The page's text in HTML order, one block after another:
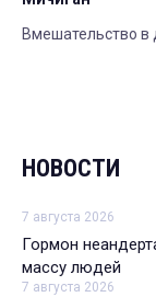
Вмешательство в
НОВОСТИ
7 августа 2026
Гормон
массу людей
7 августа 2026